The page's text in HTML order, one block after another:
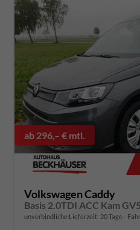
ab 296,– € mtl.
Volkswagen Caddy
Basis 2.0TDI ACC Kam
unverbindliche Lieferzeit: 20 Tage